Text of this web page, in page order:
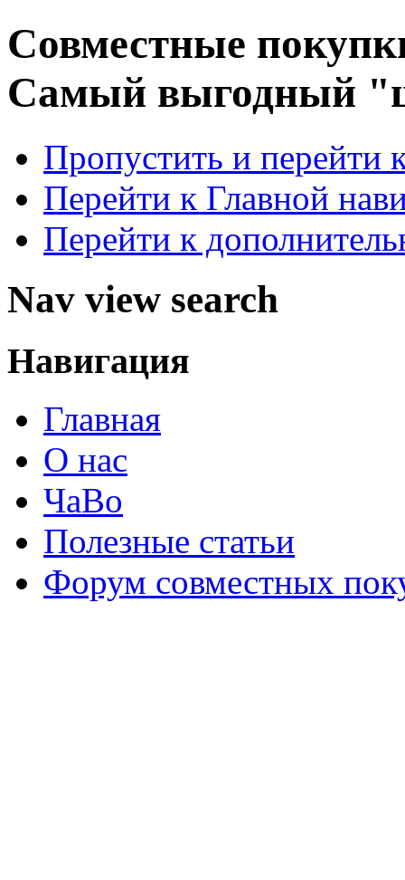
Совместные
Самый выгодный
Пропустить и перейти
Перейти к Главной
Перейти к
Nav view search
Навигация
Главная
О нас
ЧаВо
Полезные статьи
Форум совместных